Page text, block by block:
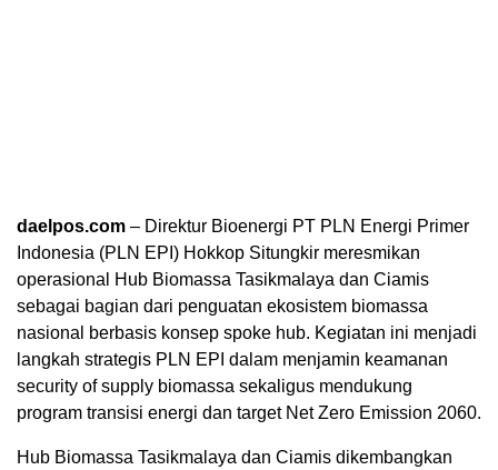
daelpos.com – Direktur Bioenergi PT PLN Energi Primer
Indonesia (PLN EPI) Hokkop Situngkir meresmikan
operasional Hub Biomassa Tasikmalaya dan Ciamis
sebagai bagian dari penguatan ekosistem biomassa
nasional berbasis konsep spoke hub. Kegiatan ini menjadi
langkah strategis PLN EPI dalam menjamin keamanan
security of supply biomassa sekaligus mendukung
program transisi energi dan target Net Zero Emission 2060.
Hub Biomassa Tasikmalaya dan Ciamis dikembangkan